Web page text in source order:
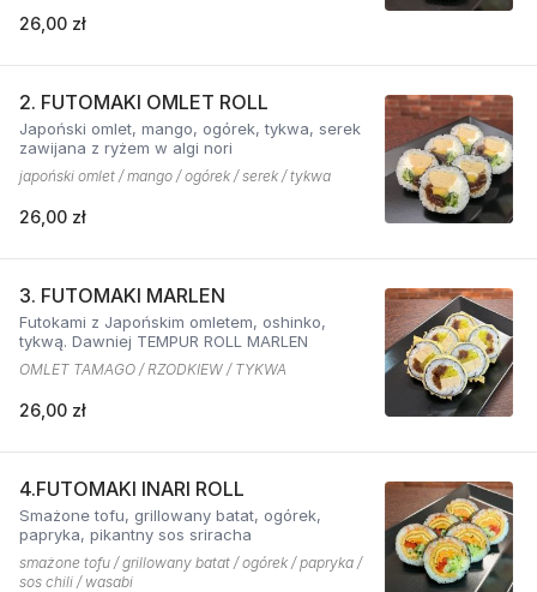
26,00 zł
2. FUTOMAKI OMLET ROLL
Japoński omlet, mango, ogórek, tykwa, serek
zawijana z ryżem w algi nori
japoński omlet / mango / ogórek / serek / tykwa
26,00 zł
3. FUTOMAKI MARLEN
Futokami z Japońskim omletem, oshinko,
tykwą. Dawniej TEMPUR ROLL MARLEN
OMLET TAMAGO / RZODKIEW / TYKWA
26,00 zł
4.FUTOMAKI INARI ROLL
Smażone tofu, grillowany batat, ogórek,
papryka, pikantny sos sriracha
smażone tofu / grillowany batat / ogórek / papryka /
sos chili / wasabi